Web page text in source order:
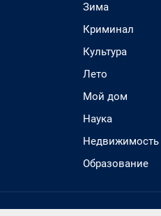
Зима
Криминал
Культура
Лето
Мой дом
Наука
Недвижимость
Образование